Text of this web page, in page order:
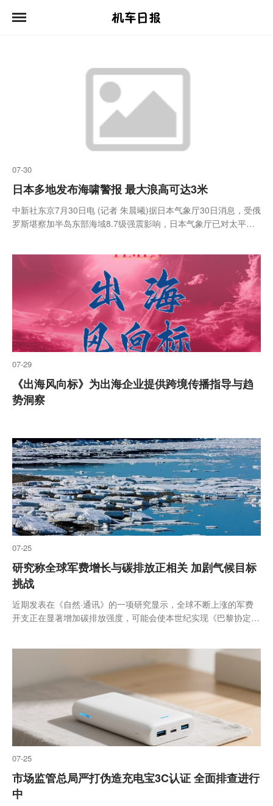
07-30
日本多地发布海啸警报 最大浪高可达3米
中新社东京7月30日电 (记者 朱晨曦)据日本气象厅30日消息，受俄
罗斯堪察加半岛东部海域8.7级强震影响，日本气象厅已对太平洋
07-29
《出海风向标》为出海企业提供跨境传播指导与趋
势洞察
07-25
研究称全球军费增长与碳排放正相关 加剧气候目标
挑战
近期发表在《自然·通讯》的一项研究显示，全球不断上涨的军费
开支正在显著增加碳排放强度，可能会使本世纪实现《巴黎协定》
07-25
市场监管总局严打伪造充电宝3C认证 全面排查进行
中